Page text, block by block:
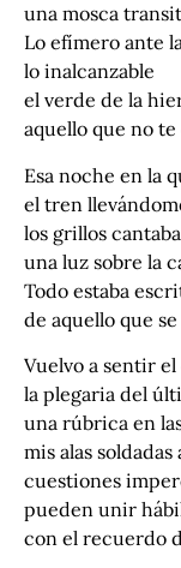
una mosca
Lo efímero ante
lo inalcanzable
el verde de la
aquello que no te
Esa noche en la
el tren
los grillos
una luz sobre la
Todo estaba
de aquello que se
Vuelvo a sentir
la plegaria del
una rúbrica en
mis alas
cuestiones
pueden unir
con el recuerdo